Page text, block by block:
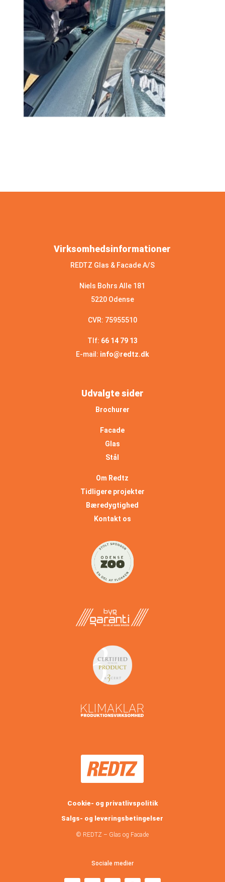
Virksomhedsinformationer
REDTZ Glas & Facade A/S
Niels Bohrs Alle 181
5220 Odense
CVR: 75955510
Tlf: 66 14 79 13
E-mail: info@redtz.dk
Udvalgte sider
Brochurer
Facade
Glas
Stål
Om Redtz
Tidligere projekter
Bæredygtighed
Kontakt os
Cookie- og privatlivspolitik
Salgs- og leveringsbetingelser
© REDTZ – Glas og Facade
Sociale medier